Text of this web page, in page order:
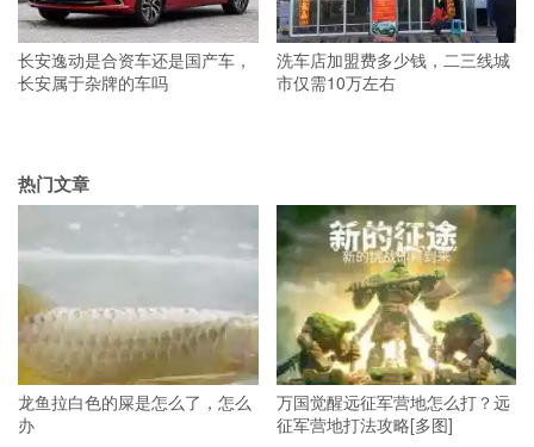
长安逸动是合资车还是国产车，
长安属于杂牌的车吗
洗车店加盟费多少钱，二三线城
市仅需10万左右
热门文章
龙鱼拉白色的屎是怎么了，怎么
办
万国觉醒远征军营地怎么打？远
征军营地打法攻略[多图]